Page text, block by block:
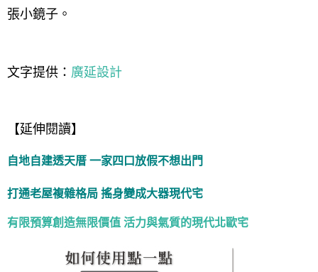
張小鏡子。
文字提供： 廣延設計
【延伸閱讀】
自地自建透天厝 一家四口放假不想出門
打通老屋複雜格局 搖身變成大器現代宅
有限預算創造無限價值 活力與氣質的現代北歐宅